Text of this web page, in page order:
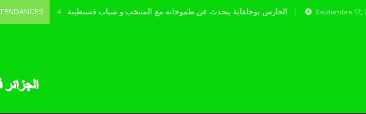
TENDANCESالحارس بوحلفاية يتحدث عن طموحاته مع المنتخب و شباب قسنطينة Septembre 17, 2024